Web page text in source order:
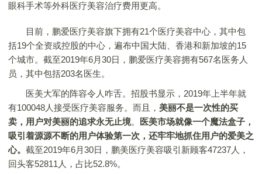
眼科手术等外科医疗美容治疗费用更高。
目前，鹏爱医疗美容旗下拥有21个医疗美容中心，其中包
括19个全资或控股的中心，遍布中国大陆、香港和新加坡的15
个城市。截至2019年6月30日，鹏爱医疗美容拥有567名医务人
员，其中包括203名医生。
医美大军的阵容令人咋舌。招股书显示，2019年上半年就
有100048人接受医疗美容服务。而且， 美丽不是一次性的买
卖，用户对美丽的追求永无止境。
医美市场就像一个魔法盒子，
吸引着源源不断的用户体验第一次，还牢牢地抓住用户的爱美之
心。 截至2019年6月30日，鹏美医疗美容吸引新顾客47237人，
回头客52811人，占比52.8%。